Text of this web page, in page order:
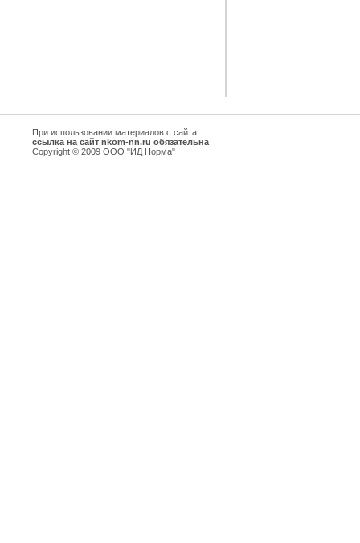
При использовании материалов с сайта
ссылка на сайт nkom-nn.ru обязательна
Copyright © 2009 ООО "ИД Норма"